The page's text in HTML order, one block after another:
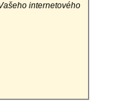
internetového